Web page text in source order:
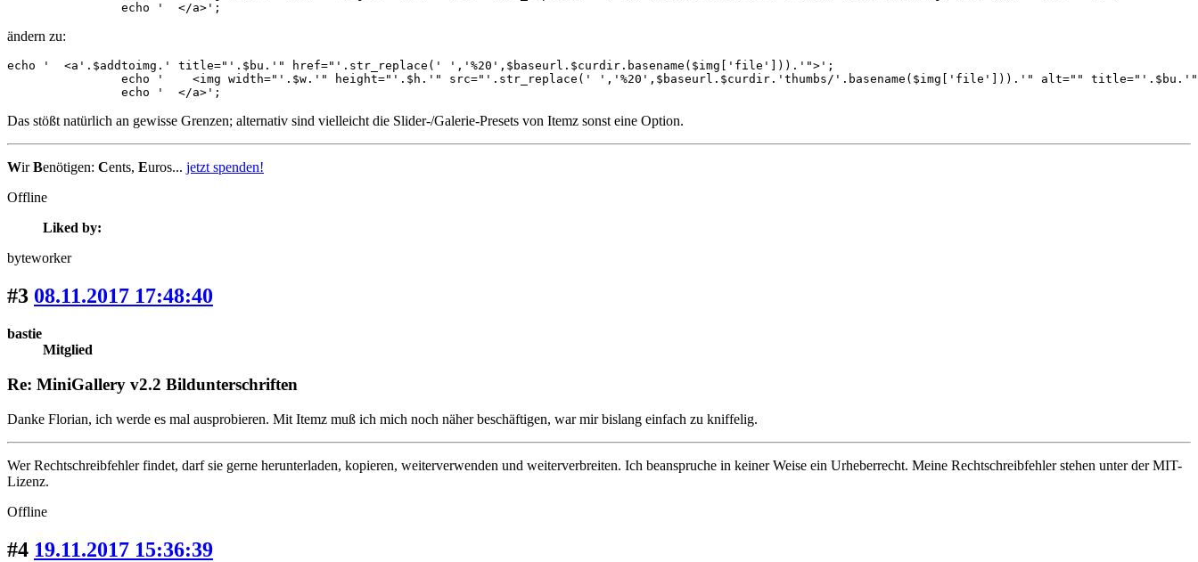
		echo '  </a>';
ändern zu:
echo '  <a'.$addtoimg.' title="'.$bu.'" href="'.str_replace(' ','%20',$baseurl.$curdir.basename($img['file'])).'">';
		echo '  </a>';
Das stößt natürlich an gewisse Grenzen; alternativ sind vielleicht die Slider-/Galerie-Presets von Itemz sonst eine Option.
WirBenötigen: Cents, Euros... jetzt spenden!
Offline
Liked by:
byteworker
#3 08.11.2017 17:48:40
bastie
Mitglied
Re: MiniGallery v2.2 Bildunterschriften
Danke Florian, ich werde es mal ausprobieren. Mit Itemz muß ich mich noch näher beschäftigen, war mir bislang einfach zu kniffelig.
Wer Rechtschreibfehler findet, darf sie gerne herunterladen, kopieren, weiterverwenden und weiterverbreiten. Ich beanspruche in keiner Weise ein Urheberrecht. Meine Rechtschreibfehler stehen unter der MIT-
Lizenz.
Offline
#4 19.11.2017 15:36:39